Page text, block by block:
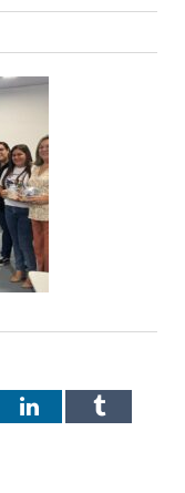
LinkedInTumblr